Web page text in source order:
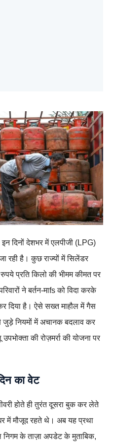
दिनों देशभर में एलपीजी (LPG)
रही है। कुछ राज्यों में सिलेंडर
प्रति किलो की भीमम कीमत पर
ने बर्तन‑माfs को विदा करके
दिया है। ऐसे सख्त माहौल में गैस
जुड़े नियमों में अचानक बदलाव कर
की रोज़मर्रा की योजना पर
का वेट
होते ही तुरंत दूसरा बुक कर लेते
में मौजूद रहते थे। अब यह प्रथा
निगम के ताज़ा अपडेट के मुताबिक,